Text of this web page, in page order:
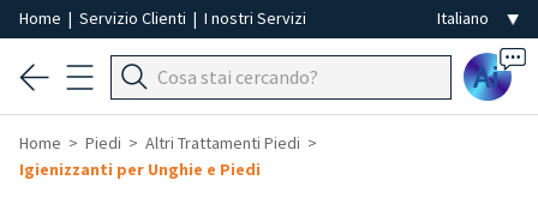
Home | Servizio Clienti | I nostri Servizi
Ai
Home Piedi
Altri Trattamenti Piedi
Igienizzanti per Unghie e Piedi